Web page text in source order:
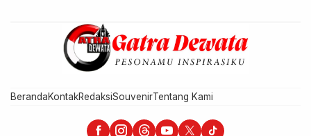
BerandaKontakRedaksiSouvenirTentang Kami